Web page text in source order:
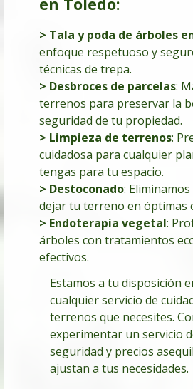
> Tala y poda de árboles
enfoque respetuoso y
técnicas de trepa.
> Desbroces de parcelas:
terrenos para preservar la
seguridad de tu propiedad.
> Limpieza de terrenos:
cuidadosa para cualquier
tengas para tu espacio.
> Destoconado:
dejar tu terreno en óptimas
> Endoterapia vegetal:
árboles con tratamientos
efectivos.
Estamos a tu disposición
cualquier servicio de
terrenos que necesites.
experimentar un servicio
seguridad y precios
ajustan a tus necesidades.